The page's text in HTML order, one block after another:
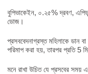
বুপিভাকেইন, ০.২৫% দ্রবণ,
ডোজ।
প্রসববেদনাগ্রস্ত মহিলাকে ডান
পরিমাপ করা হয়, তারপর প্রতি 5
মনে রাখা উচিত যে প্রসবের সময়